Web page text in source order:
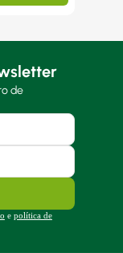
de
e política de